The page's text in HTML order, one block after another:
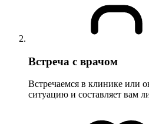
Встреча с врачом
Встречаемся в клинике или
ситуацию и составляет вам